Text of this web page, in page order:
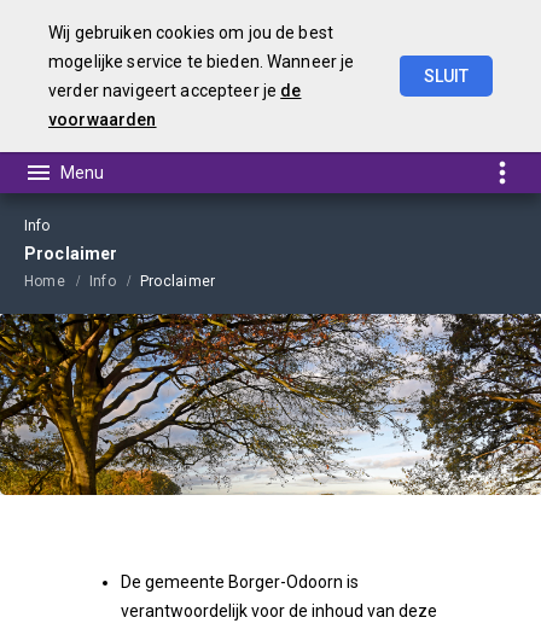
Wij gebruiken cookies om jou de best
mogelijke service te bieden. Wanneer je
verder navigeert accepteer je de
voorwaarden
SLUIT
Info
Proclaimer
Home Info Proclaimer
De gemeente Borger-Odoorn is
verantwoordelijk voor de inhoud van deze